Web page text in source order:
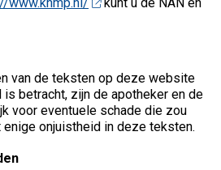
van de teksten op deze website
betracht, zijn de apotheker en de
voor eventuele schade die zou
enige onjuistheid in deze teksten.